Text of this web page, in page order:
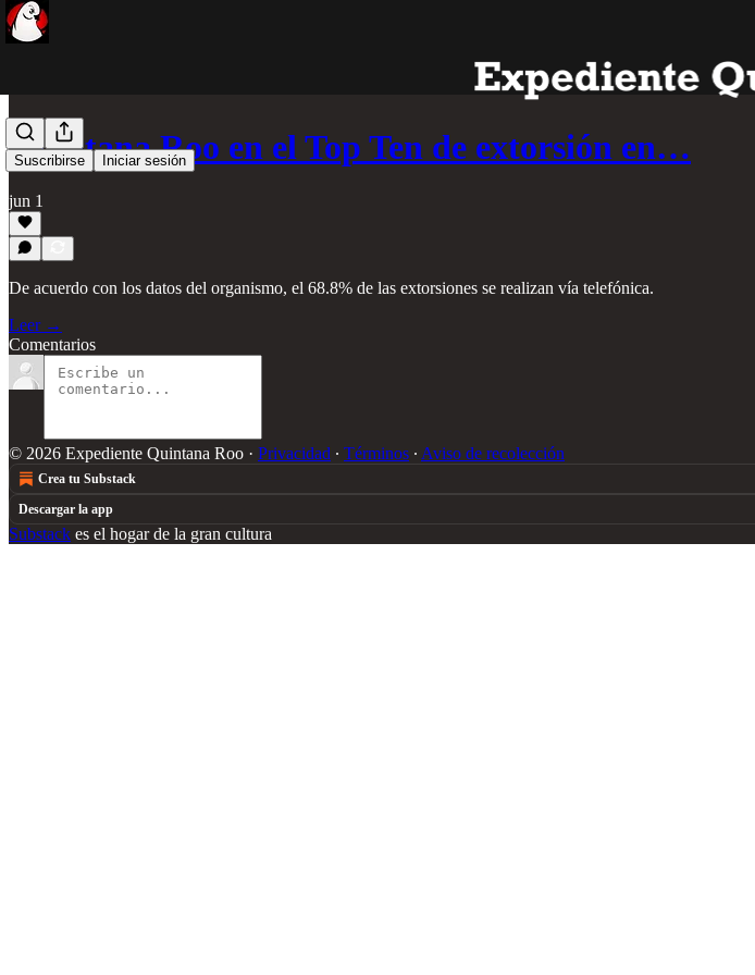
Suscribirse Iniciar sesión
Quintana Roo en el Top Ten de extorsión en…
jun 1
De acuerdo con los datos del organismo, el 68.8% de las extorsiones se realizan vía telefónica.
Leer →
Comentarios
© 2026 Expediente Quintana Roo · Privacidad ∙ Términos ∙ Aviso de recolección
Crea tu Substack
Descargar la app
Substack es el hogar de la gran cultura